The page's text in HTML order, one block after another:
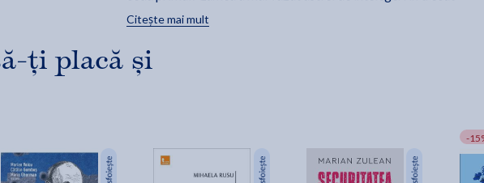
unele au dus la pace, altele au declansat razboaie
devastatoare. Este 2025 momentul in care ordinea mondiala se
rescrie din temelii?
Citește mai mult
ți placă și
-